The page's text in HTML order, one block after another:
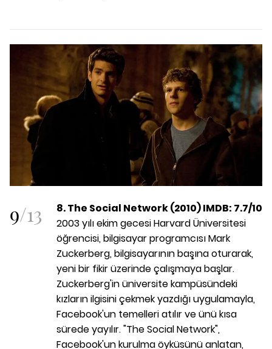
9/13
8. The Social Network (2010) IMDB: 7.7/10
2003 yılı ekim gecesi Harvard Üniversitesi
öğrencisi, bilgisayar programcısı Mark
Zuckerberg, bilgisayarının başına oturarak,
yeni bir fikir üzerinde çalışmaya başlar.
Zuckerberg'in üniversite kampüsündeki
kızların ilgisini çekmek yazdığı uygulamayla,
Facebook'un temelleri atılır ve ünü kısa
sürede yayılır. "The Social Network",
Facebook'un kurulma öyküsünü anlatan,